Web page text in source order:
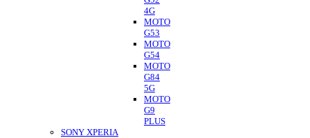
4G
MOTO
G53
MOTO
G54
MOTO
G84
5G
MOTO
G9
PLUS
SONY XPERIA